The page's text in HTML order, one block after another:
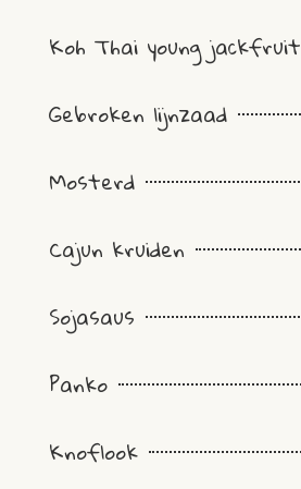
Koh Thai young jackfruit
Gebroken lijnzaad
Mosterd
Cajun kruiden
Sojasaus
Panko
Knoflook